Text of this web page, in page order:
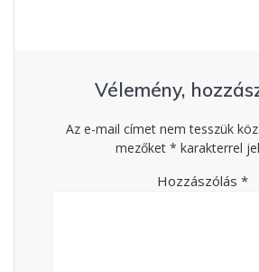
Vélemény,
Az e-mail címet nem tesszük
mezőket * karakterrel
Hozzászólás *